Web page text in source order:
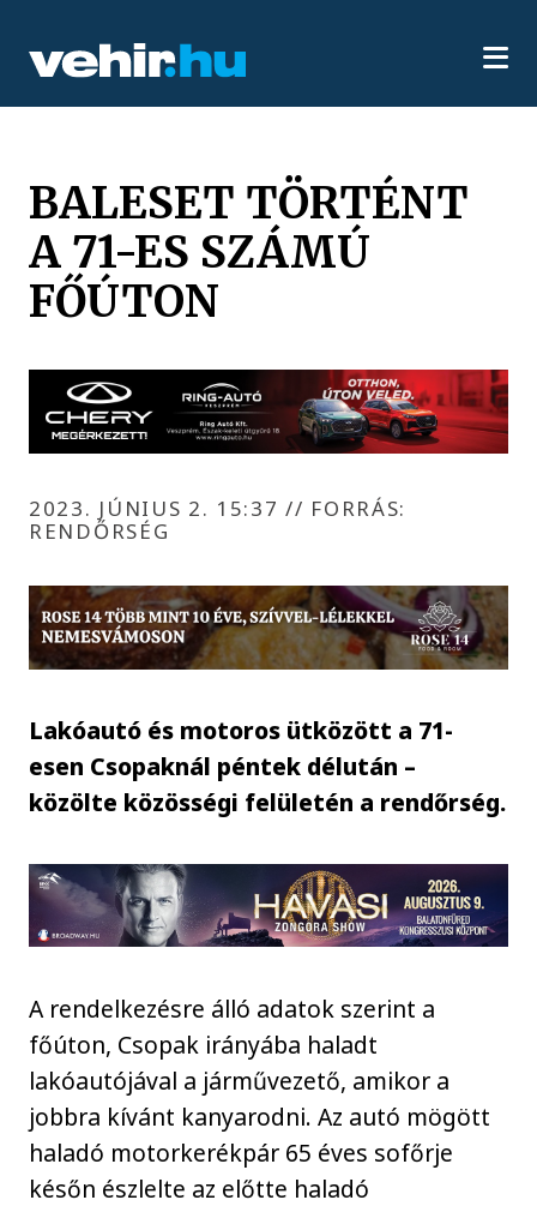
BALESET TÖRTÉNT
A 71-ES SZÁMÚ
FŐÚTON
2023. JÚNIUS 2. 15:37// FORRÁS:
RENDŐRSÉG
Lakóautó és motoros ütközött a 71-
esen Csopaknál péntek délután –
közölte közösségi felületén a rendőrség.
A rendelkezésre álló adatok szerint a
főúton, Csopak irányába haladt
lakóautójával a járművezető, amikor a
jobbra kívánt kanyarodni. Az autó mögött
haladó motorkerékpár 65 éves sofőrje
későn észlelte az előtte haladó